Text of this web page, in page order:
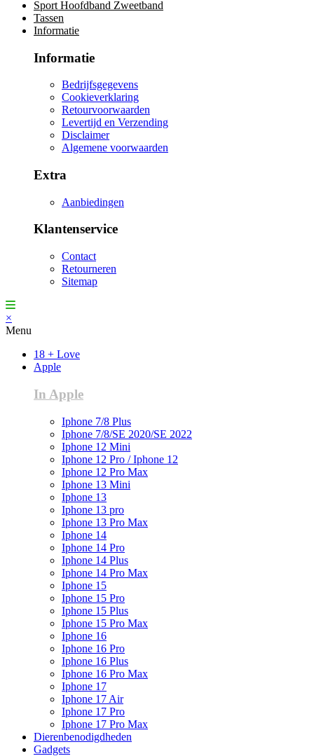
Sport Hoofdband Zweetband
Tassen
Informatie
Informatie
Bedrijfsgegevens
Cookieverklaring
Retourvoorwaarden
Levertijd en Verzending
Disclaimer
Algemene voorwaarden
Extra
Aanbiedingen
Klantenservice
Contact
Retourneren
Sitemap
×
Menu
18 + Love
Apple
In Apple
Iphone 7/8 Plus
Iphone 7/8/SE 2020/SE 2022
Iphone 12 Mini
Iphone 12 Pro / Iphone 12
Iphone 12 Pro Max
Iphone 13 Mini
Iphone 13
Iphone 13 pro
Iphone 13 Pro Max
Iphone 14
Iphone 14 Pro
Iphone 14 Plus
Iphone 14 Pro Max
Iphone 15
Iphone 15 Pro
Iphone 15 Plus
Iphone 15 Pro Max
Iphone 16
Iphone 16 Pro
Iphone 16 Plus
Iphone 16 Pro Max
Iphone 17
Iphone 17 Air
Iphone 17 Pro
Iphone 17 Pro Max
Dierenbenodigdheden
Gadgets